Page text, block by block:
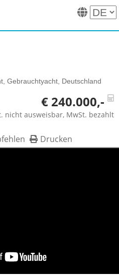
Gebrauchtyacht, Deutschland
€ 240.000,-
nicht ausweisbar, MwSt. bezahlt
Drucken